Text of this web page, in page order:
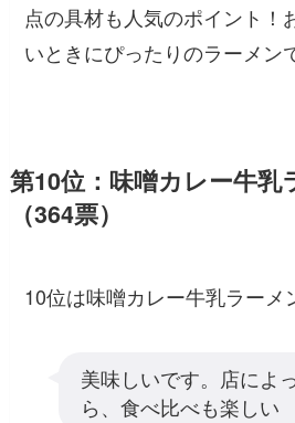
点の具材も人気のポイント！
いときにぴったりのラーメン
第10位：味噌カレー牛乳
（364票）
10位は味噌カレー牛乳ラーメ
美味しいです。店によ
ら、食べ比べも楽しい